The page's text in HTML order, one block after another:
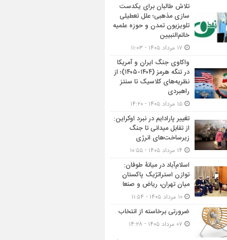
تلاش طالبان برای یکدست
سازی مذهبی؛ علل تعطیلی
تلویزیون تمدن و حوزه علمیه
خاتم‌النبیین
واکاوی جنگ ایران و آمریکا
در تنگه هرمز (۱۴۰۴-۱۴۰۵)؛ از
نظریه‌های کلاسیک تا سنتز
راهبردی
تغییر پارادایم در نبرد اوکراین:
از تقابل میدانی تا جنگ
زیرساخت‌های انرژی
اسلام‌آباد در میانۀ طوفان:
توازن استراتژیک پاکستان
میان تهران، ریاض و صنعا
ضرورتی برخاسته از انتخاب